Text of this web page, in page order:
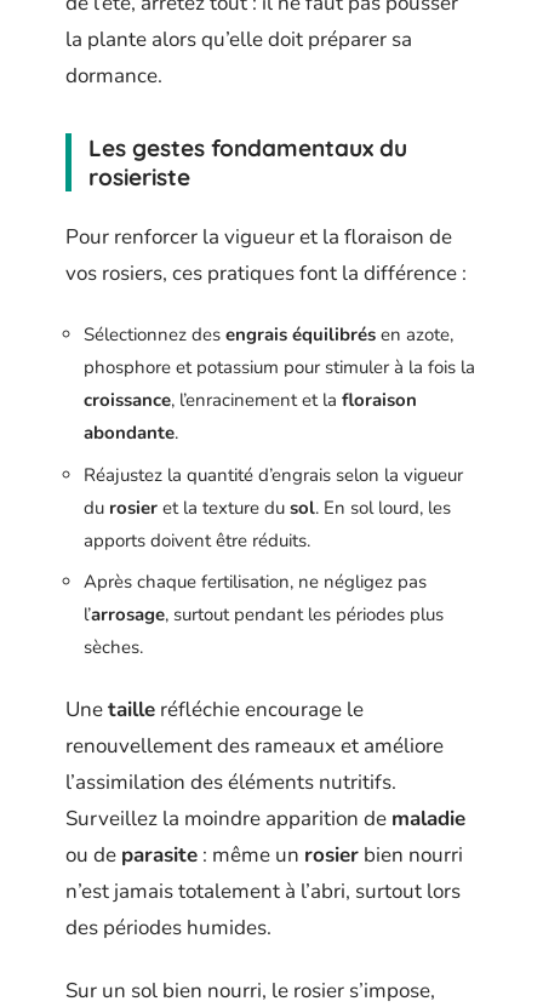
la plante alors qu’elle doit préparer sa
dormance.
Les gestes fondamentaux du
rosieriste
Pour renforcer la vigueur et la floraison de
vos rosiers, ces pratiques font la différence :
Sélectionnez des engrais équilibrés en azote,
phosphore et potassium pour stimuler à la fois la
croissance, l’enracinement et la floraison
abondante.
Réajustez la quantité d’engrais selon la vigueur
du rosier et la texture du sol. En sol lourd, les
apports doivent être réduits.
Après chaque fertilisation, ne négligez pas
l’arrosage, surtout pendant les périodes plus
sèches.
Unetaille réfléchie encourage le
renouvellement des rameaux et améliore
l’assimilation des éléments nutritifs.
Surveillez la moindre apparition de maladie
ou de parasite : même un rosier bien nourri
n’est jamais totalement à l’abri, surtout lors
des périodes humides.
Sur un sol bien nourri, le rosier s’impose,